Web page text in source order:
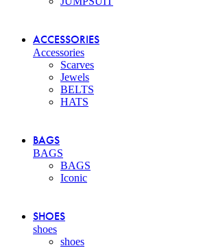
ACCESSORIES
Accessories
Scarves
Jewels
BELTS
HATS
BAGS
BAGS
BAGS
Iconic
SHOES
shoes
shoes